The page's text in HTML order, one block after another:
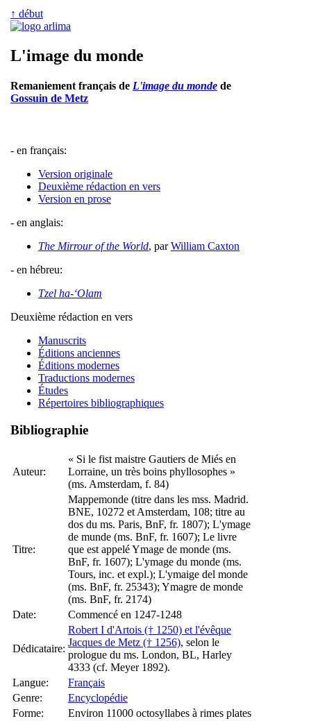
↑ début
L'image du monde
Remaniement français de L'image du monde de
Gossuin de Metz
- en français:
Version originale
Deuxième rédaction en vers
Version en prose
- en anglais:
The Mirrour of the World, parWilliam Caxton
- en hébreu:
Tzel ha-‘Olam
Deuxième rédaction en vers
Manuscrits
Éditions anciennes
Éditions modernes
Traductions modernes
Études
Répertoires bibliographiques
Bibliographie
Auteur:
« Si le fist maistre Gautiers de Miés en
Lorraine, un très boins phyllosophes »
(ms. Amsterdam, f. 84)
Titre:
Mappemonde (titre dans les mss. Madrid.
BNE, 10272 et Amsterdam, 108; titre au
dos du ms. Paris, BnF, fr. 1807); L'ymage
de munde (ms. BnF, fr. 1607); Le livre
que est appelé Ymage de monde (ms.
BnF, fr. 1607); L'ymage du monde (ms.
Tours, inc. et expl.); L'ymaige del monde
(ms. BnF, fr. 25343); Ymagre de monde
(ms. BnF, fr. 2174)
Date:
Commencé en 1247-1248
Dédicataire:
Robert I d'Artois († 1250) et l'évêque
Jacques de Metz († 1256), selon le
prologue du ms. London, BL, Harley
4333 (cf. Meyer 1892).
Langue:
Français
Genre:
Encyclopédie
Forme:
Environ 11000 octosyllabes à rimes plates